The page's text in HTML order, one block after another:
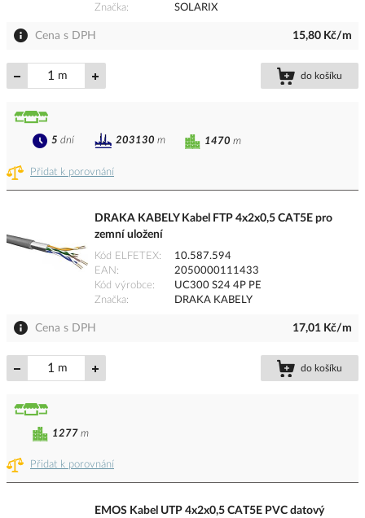
Značka
SOLARIX
Cena s DPH 15,80 Kč/m
m do košíku
Přidat k porovnání
1470 m
5 dní 203130 m
DRAKA KABELY Kabel FTP 4x2x0,5 CAT5E pro
zemní uložení
Kód ELFETEX
10.587.594
EAN
2050000111433
Kód výrobce
UC300 S24 4P PE
Značka
DRAKA KABELY
Cena s DPH 17,01 Kč/m
m do košíku
Přidat k porovnání
1277 m
EMOS Kabel UTP 4x2x0,5 CAT5E PVC datový